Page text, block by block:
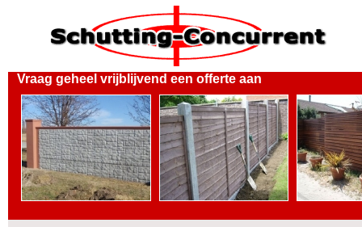
Vraag geheel vrijblijvend een offerte aan